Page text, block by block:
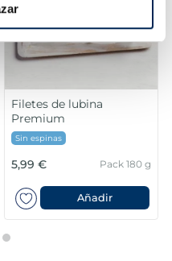
Filetes de lubina
Premium
Sin espinas
5,99 € Pack 180 g
Añadir